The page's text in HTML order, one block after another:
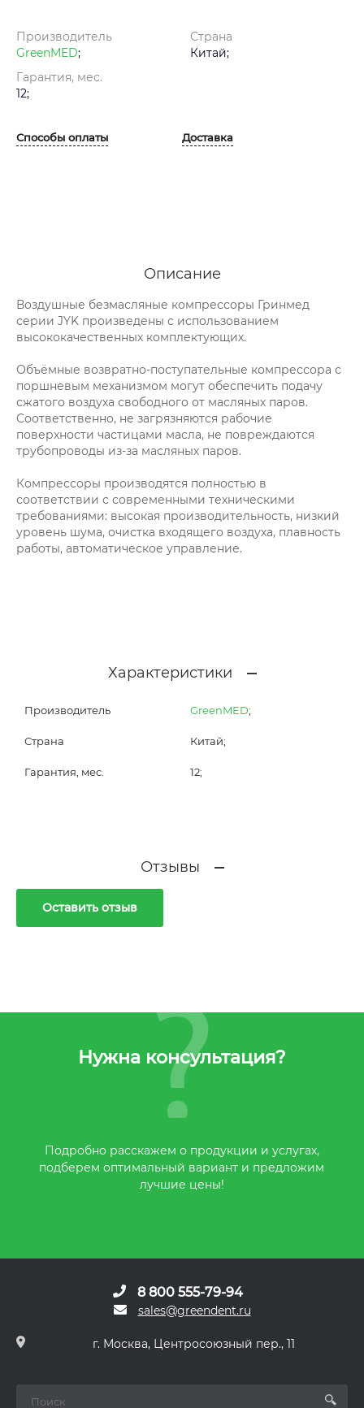
Производитель
GreenMED;
Страна
Китай;
Гарантия, мес.
12;
Способы оплаты Доставка
Описание
Воздушные безмасляные компрессоры Гринмед
серии JYK произведены с использованием
высококачественных комплектующих.
Объёмные возвратно-поступательные компрессора с
поршневым механизмом могут обеспечить подачу
сжатого воздуха свободного от масляных паров.
Соответственно, не загрязняются рабочие
поверхности частицами масла, не повреждаются
трубопроводы из-за масляных паров.
Компрессоры производятся полностью в
соответствии с современными техническими
требованиями: высокая производительность, низкий
уровень шума, очистка входящего воздуха, плавность
работы, автоматическое управление.
Характеристики
Производитель GreenMED;
Страна Китай;
Гарантия, мес. 12;
Отзывы
Оставить отзыв
Нужна консультация?
Подробно расскажем о продукции и услугах,
подберем оптимальный вариант и предложим
лучшие цены!
8 800 555-79-94
sales@greendent.ru
г. Москва, Центросоюзный пер., 11